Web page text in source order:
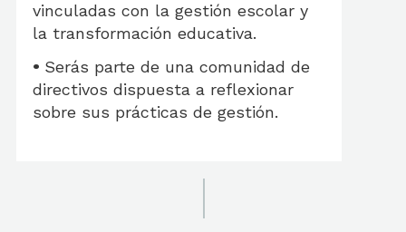
vinculadas con la gestión escolar y
la transformación educativa.
• Serás parte de una comunidad de
directivos dispuesta a reflexionar
sobre sus prácticas de gestión.